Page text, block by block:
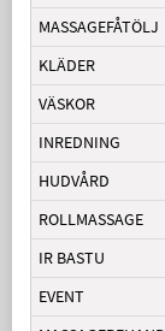
MASSAGEFÅTÖLJ
KLÄDER
VÄSKOR
INREDNING
HUDVÅRD
ROLLMASSAGE
IR BASTU
EVENT